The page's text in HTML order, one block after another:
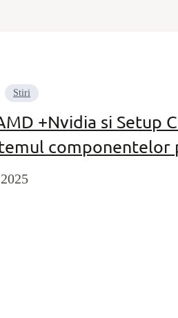
Stiri
+Nvidia si Setup
componentelor